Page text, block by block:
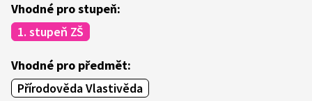
Vhodné pro stupeň:
1. stupeň ZŠ
Vhodné pro předmět:
Přírodověda Vlastivěda